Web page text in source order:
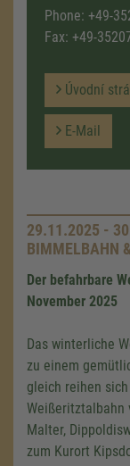
Phone: +49-
Fax: +49-
Úvodní
E-Mail
29.11.2025 -
BIMMELBAHN
Der befahrbare
November 2025
Das winterliche
zu einem
gleich reihen
Weißeritztalbahn
Malter,
zum Kurort